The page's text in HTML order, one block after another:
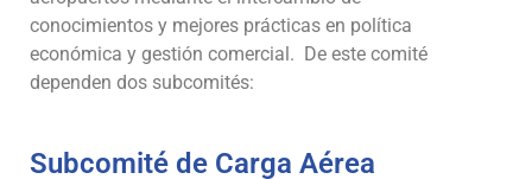
conocimientos y mejores prácticas en política
económica y gestión comercial. De este comité
dependen dos subcomités:
Subcomité de Carga Aérea